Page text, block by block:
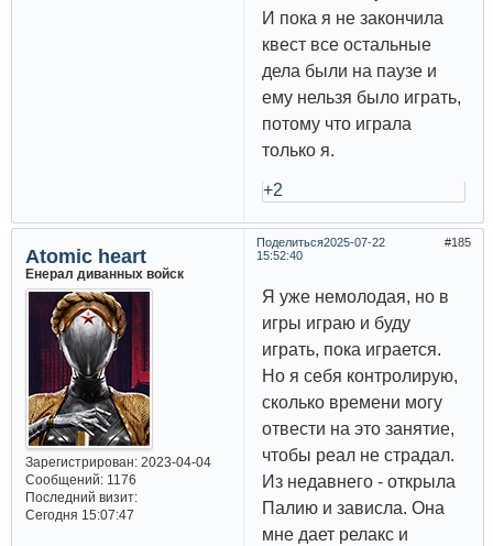
И пока я не закончила
квест все остальные
дела были на паузе и
ему нельзя было играть,
потому что играла
только я.
+2
Поделиться 185
2025-07-22
15:52:40
Atomic heart
Енерал диванных войск
Зарегистрирован: 2023-04-04
Сообщений:1176
Последний визит:
Сегодня 15:07:47
Я уже немолодая, но в
игры играю и буду
играть, пока играется.
Но я себя контролирую,
сколько времени могу
отвести на это занятие,
чтобы реал не страдал.
Из недавнего - открыла
Палию и зависла. Она
мне дает релакс и